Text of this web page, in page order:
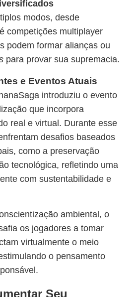
modos, desde
competições multiplayer
podem formar alianças ou
para provar sua supremacia.
e Eventos Atuais
introduziu o evento
que incorpora
real e virtual. Durante esse
desafios baseados
como a preservação
tecnológica, refletindo uma
com sustentabilidade e
ambiental, o
os jogadores a tomar
virtualmente o meio
o pensamento
Seu